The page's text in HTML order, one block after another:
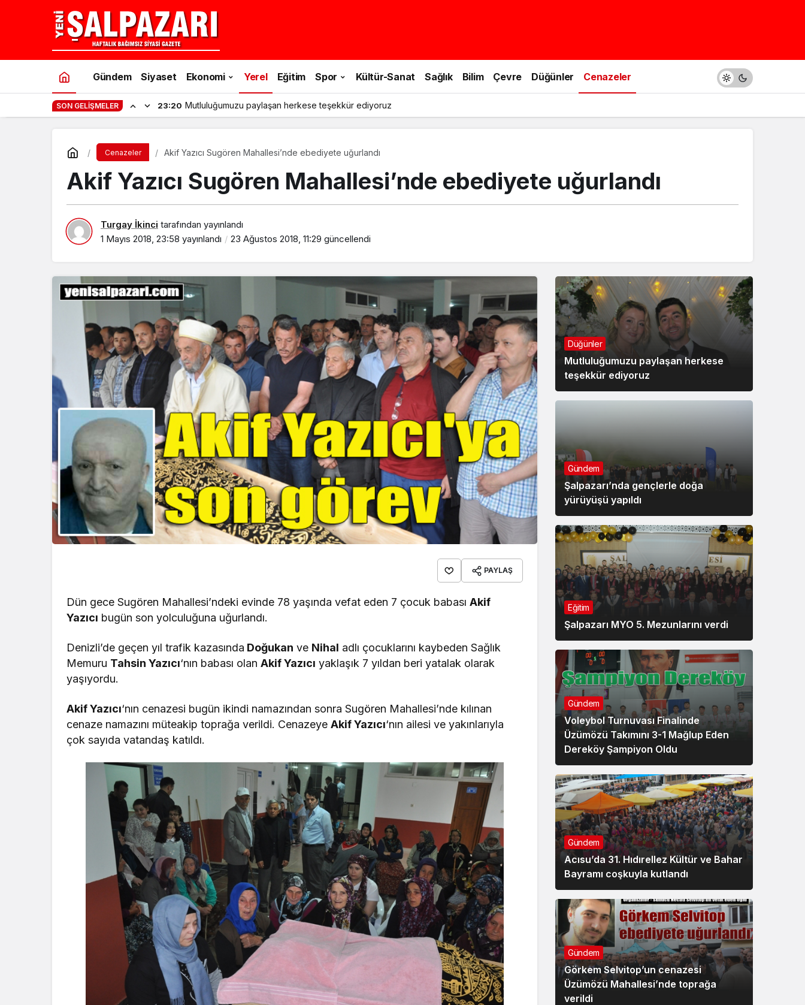
Gündem Siyaset Ekonomi Yerel Eğitim Spor Kültür-Sanat Sağlık Bilim Çevre Düğünler Cenazeler
SON GELIŞMELER 23:20 Mutluluğumuzu paylaşan herkese teşekkür ediyoruz
Cenazeler Akif Yazıcı Sugören Mahallesi’nde ebediyete uğurlandı
Akif Yazıcı Sugören Mahallesi’nde ebediyete uğurlandı
Turgay İkinci tarafından yayınlandı
1 Mayıs 2018, 23:58 yayınlandı 23 Ağustos 2018, 11:29 güncellendi
PAYLAŞ
Dün gece Sugören Mahallesi’ndeki evinde 78 yaşında vefat eden 7 çocuk babasıAkif
Yazıcı bugün son yolculuğuna uğurlandı.
Denizli’de geçen yıl trafik kazasında Doğukan ve Nihal adlı çocuklarını kaybeden Sağlık
Memuru Tahsin Yazıcı‘nın babası olanAkif Yazıcı yaklaşık 7 yıldan beri yatalak olarak
yaşıyordu.
Akif Yazıcı‘nın cenazesi bugün ikindi namazından sonra Sugören Mahallesi’nde kılınan
cenaze namazını müteakip toprağa verildi. CenazeyeAkif Yazıcı‘nın ailesi ve yakınlarıyla
çok sayıda vatandaş katıldı.
Düğünler
Mutluluğumuzu paylaşan herkese
teşekkür ediyoruz
Gündem
Şalpazarı’nda gençlerle doğa
yürüyüşü yapıldı
Eğitim
Şalpazarı MYO 5. Mezunlarını verdi
Gündem
Voleybol Turnuvası Finalinde
Üzümözü Takımını 3-1 Mağlup Eden
Dereköy Şampiyon Oldu
Gündem
Acısu’da 31. Hıdırellez Kültür ve Bahar
Bayramı coşkuyla kutlandı
Gündem
Görkem Selvitop’un cenazesi
Üzümözü Mahallesi’nde toprağa
verildi